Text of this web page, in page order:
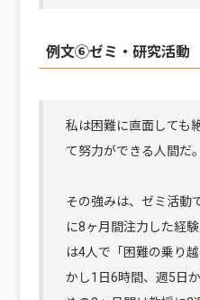
例文⑥ゼミ・研究活動
私は困難に直面しても
て努力ができる人間だ
その強みは、ゼミ活動
に8ヶ月間注力した経
は4人で「困難の乗り
かし1日6時間、週5日